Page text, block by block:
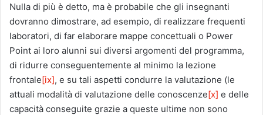
Nulla di più è detto, ma è probabile che gli insegnanti
dovranno dimostrare, ad esempio, di realizzare frequenti
laboratori, di far elaborare mappe concettuali o Power
Point ai loro alunni sui diversi argomenti del programma,
di ridurre conseguentemente al minimo la lezione
frontale[ix], e su tali aspetti condurre la valutazione (le
attuali modalità di valutazione delle conoscenze[x] e delle
capacità conseguite grazie a queste ultime non sono